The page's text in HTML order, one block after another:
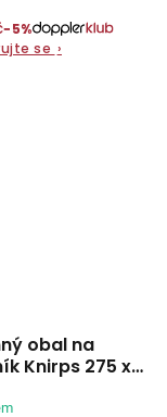
−5%
se ›
obal na
Knirps 275 x